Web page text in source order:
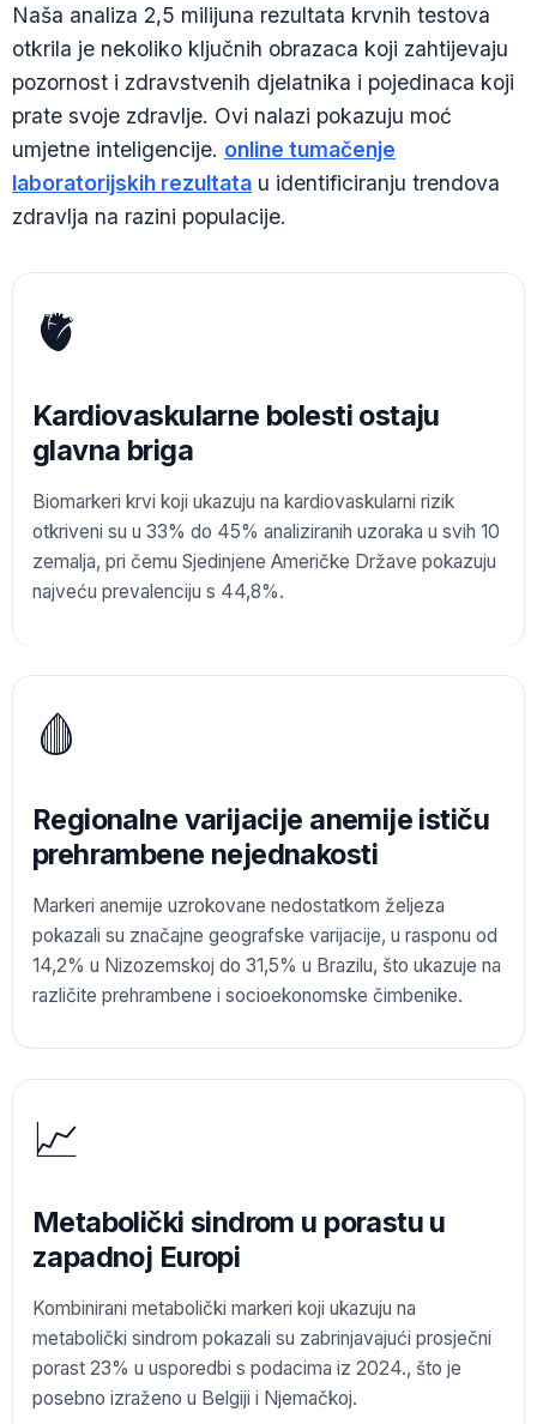
Naša analiza 2,5 milijuna rezultata krvnih testova
otkrila je nekoliko ključnih obrazaca koji zahtijevaju
pozornost i zdravstvenih djelatnika i pojedinaca koji
prate svoje zdravlje. Ovi nalazi pokazuju moć
umjetne inteligencije. online tumačenje
laboratorijskih rezultata u identificiranju trendova
zdravlja na razini populacije.
🫀
Kardiovaskularne bolesti ostaju
glavna briga
Biomarkeri krvi koji ukazuju na kardiovaskularni rizik
otkriveni su u 33% do 45% analiziranih uzoraka u svih 10
zemalja, pri čemu Sjedinjene Američke Države pokazuju
najveću prevalenciju s 44,8%.
🩸
Regionalne varijacije anemije ističu
prehrambene nejednakosti
Markeri anemije uzrokovane nedostatkom željeza
pokazali su značajne geografske varijacije, u rasponu od
14,2% u Nizozemskoj do 31,5% u Brazilu, što ukazuje na
različite prehrambene i socioekonomske čimbenike.
📈
Metabolički sindrom u porastu u
zapadnoj Europi
Kombinirani metabolički markeri koji ukazuju na
metabolički sindrom pokazali su zabrinjavajući prosječni
porast 23% u usporedbi s podacima iz 2024., što je
posebno izraženo u Belgiji i Njemačkoj.